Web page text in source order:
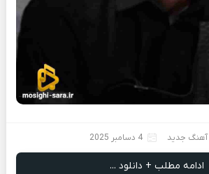
آهنگ جدید 4 دسامبر 2025
ادامه مطلب + دانلود ...